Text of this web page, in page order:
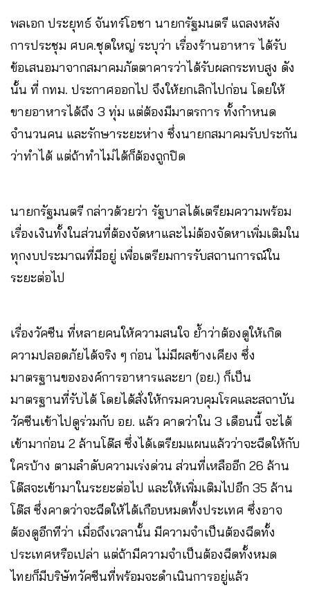
พลเอก ประยุทธ์ จันทร์โอชา นายกรัฐมนตรี แถลงหลัง
การประชุม ศบค.ชุดใหญ่ ระบุว่า เรื่องร้านอาหาร ได้รับ
ข้อเสนอมาจากสมาคมภัตตาคารว่าได้รับผลกระทบสูง ดัง
นั้น ที่ กทม. ประกาศออกไป จึงให้ยกเลิกไปก่อน โดยให้
ขายอาหารได้ถึง 3 ทุ่ม แต่ต้องมีมาตรการ ทั้งกำหนด
จำนวนคน และรักษาระยะห่าง ซึ่งนายกสมาคมรับประกัน
ว่าทำได้ แต่ถ้าทำไม่ได้ก็ต้องถูกปิด
นายกรัฐมนตรี กล่าวด้วยว่า รัฐบาลได้เตรียมความพร้อม
เรื่องเงินทั้งในส่วนที่ต้องจัดหาและไม่ต้องจัดหาเพิ่มเติมใน
ทุกงบประมาณที่มีอยู่ เพื่อเตรียมการรับสถานการณ์ใน
ระยะต่อไป
เรื่องวัคซีน ที่หลายคนให้ความสนใจ ย้ำว่าต้องดูให้เกิด
ความปลอดภัยได้จริง ๆ ก่อน ไม่มีผลข้างเคียง ซึ่ง
มาตรฐานขององค์การอาหารและยา (อย.) ก็เป็น
มาตรฐานที่รับได้ โดยได้สั่งให้กรมควบคุมโรคและสถาบัน
วัคซีนเข้าไปดูร่วมกับ อย. แล้ว คาดว่าใน 3 เดือนนี้ จะได้
เข้ามาก่อน 2 ล้านโด๊ส ซึ่งได้เตรียมแผนแล้วว่าจะฉีดให้กับ
ใครบ้าง ตามลำดับความเร่งด่วน ส่วนที่เหลืออีก 26 ล้าน
โด๊สจะเข้ามาในระยะต่อไป และให้เพิ่มเติมไปอีก 35 ล้าน
โด๊ส ซึ่งคาดว่าจะฉีดให้ได้เกือบหมดทั้งประเทศ ซึ่งอาจ
ต้องดูอีกทีว่า เมื่อถึงเวลานั้น มีความจำเป็นต้องฉีดทั้ง
ประเทศหรือเปล่า แต่ถ้ามีความจำเป็นต้องฉีดทั้งหมด
ไทยก็มีบริษัทวัคซีนที่พร้อมจะดำเนินการอยู่แล้ว